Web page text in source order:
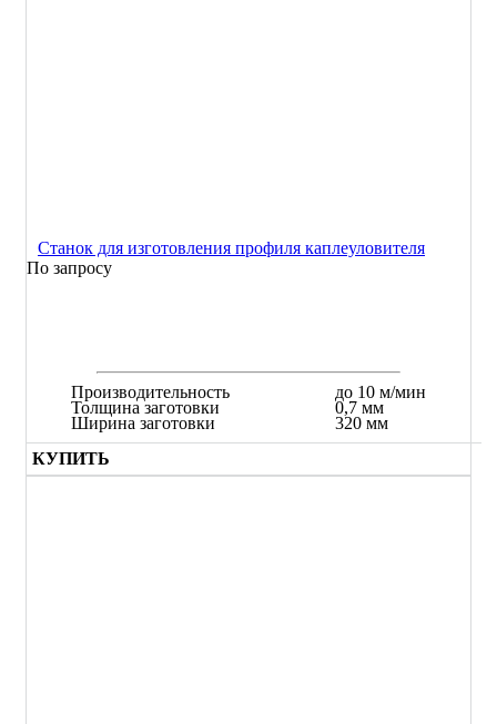
Станок для изготовления профиля каплеуловителя
По запросу
Производительность
Толщина заготовки
Ширина заготовки
до 10 м/мин
0,7 мм
320 мм
КУПИТЬ